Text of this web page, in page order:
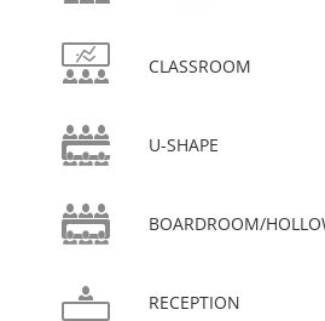
CLASSROOM
U-SHAPE
BOARDROOM/
RECEPTION